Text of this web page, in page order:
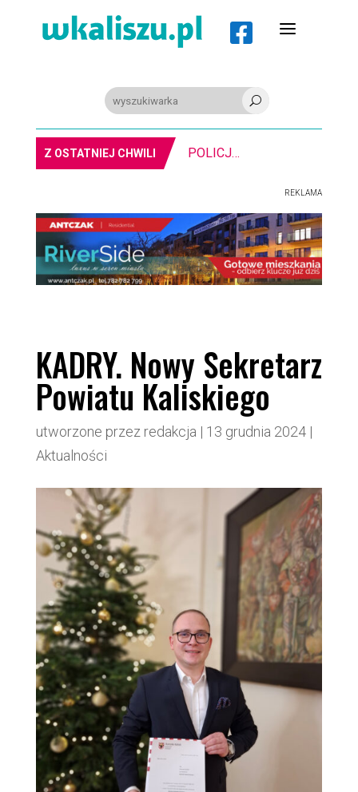
 a
U
Z OSTATNIEJ CHWILI MIASTO. Znika kebabowy ,,pałacyk”
REKLAMA
KADRY. Nowy Sekretarz
Powiatu Kaliskiego
utworzone przez redakcja | 13 grudnia 2024|
Aktualności